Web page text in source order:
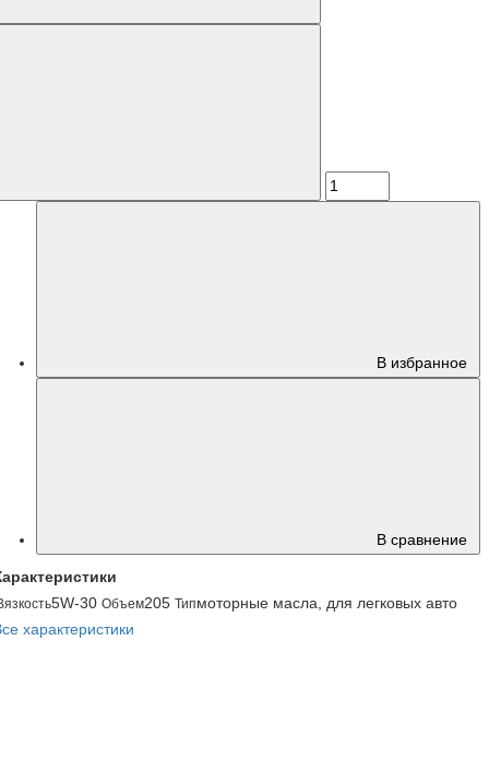
В избранное
В сравнение
5W-30 Объем205 Типмоторные масла, для легковых авто
характеристики